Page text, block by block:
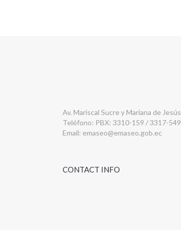
Av. Mariscal Sucre y Mariana de Jesús
Teléfono: PBX: 3310-159 / 3317-549
Email: emaseo@emaseo.gob.ec
CONTACT INFO